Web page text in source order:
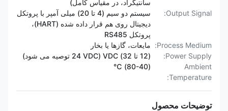
سانتیگراد، در مقیاس کامل)
Output Signal:
سیستم دو سیم (4 تا 20) میلی آمپر با پروتکل
دیجیتال روی هم قرار داده شده (HART)،
پروتکل RS485
Process Medium:
مایعات، گازها یا بخار
Power Supply:
(12 تا 32) VDC (24 VDC توصیه می شود)
Ambient
Temperature:
توضیحات محصول